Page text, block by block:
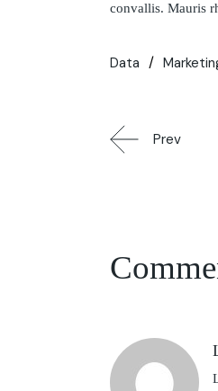
convallis. Mauris
Data
Prev